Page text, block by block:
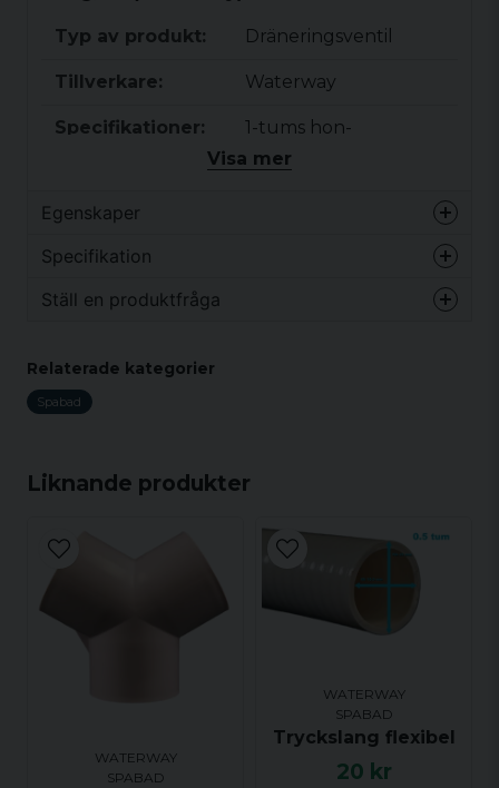
Liknande produkter
WATERWAY
SPABAD
WATERWAY
SPABAD
Tryckslang flexibel
20 kr
Typ av produkt: Dräneringsventil
Tillverkare: Waterway
Specifikationer:
1-tums hon-
anslutning
storleksreferens:
hålstorlek:
vanligtvis med:
anmärkningar:
rengöring och sedan
kopplingarna.
Rörsystemet skjuter
Visa mer
Egenskaper
Vikt
Specifikation
Vikt
Ställ en produktfråga
Fråga oss något om denna produkten...
Namn
email
Mejladress
Relaterade kategorier
Spabad